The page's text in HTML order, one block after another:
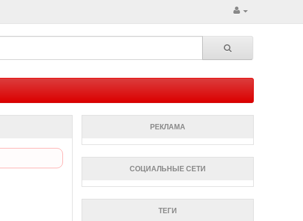
РЕКЛАМА
СОЦИАЛЬНЫЕ СЕТИ
ТЕГИ